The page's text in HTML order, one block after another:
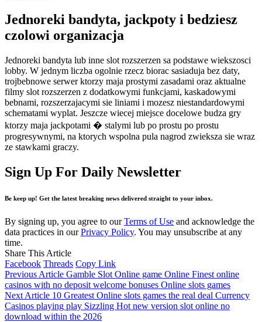
Jednoreki bandyta, jackpoty i bedziesz
czolowi organizacja
Jednoreki bandyta lub inne slot rozszerzen sa podstawe wiekszosci
lobby. W jednym liczba ogolnie rzecz biorac sasiaduja bez daty,
trojbebnowe serwer ktorzy maja prostymi zasadami oraz aktualne
filmy slot rozszerzen z dodatkowymi funkcjami, kaskadowymi
bebnami, rozszerzajacymi sie liniami i mozesz niestandardowymi
schematami wyplat. Jeszcze wiecej miejsce docelowe budza gry
ktorzy maja jackpotami � stalymi lub po prostu po prostu
progresywnymi, na ktorych wspolna pula nagrod zwieksza sie wraz
ze stawkami graczy.
Sign Up For Daily Newsletter
Be keep up! Get the latest breaking news delivered straight to your inbox.
By signing up, you agree to ourTerms of Use and acknowledge the
data practices in ourPrivacy Policy. You may unsubscribe at any
time.
Share This Article
Facebook Threads Copy Link
Previous Article Gamble Slot Online game Online Finest online
casinos with no deposit welcome bonuses Online slots games
Next Article 10 Greatest Online slots games the real deal Currency
Casinos playing play Sizzling Hot new version slot online no
download within the 2026